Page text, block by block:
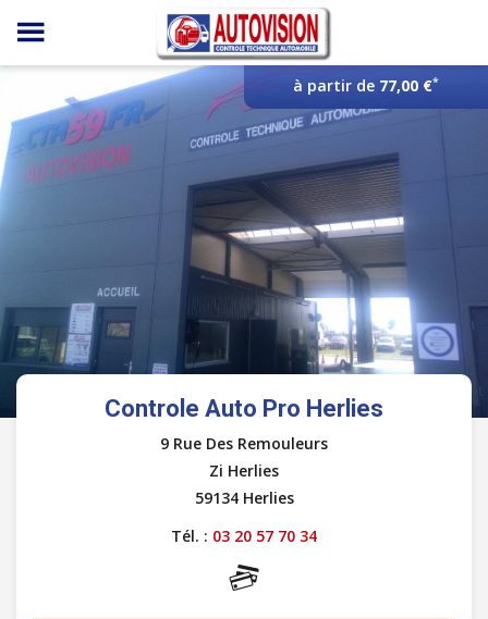
Panneau de gestion des cookies
à partir de 77,00 €*
Controle Auto Pro Herlies
9 Rue Des Remouleurs
Zi Herlies
59134 Herlies
Tél. : 03 20 57 70 34